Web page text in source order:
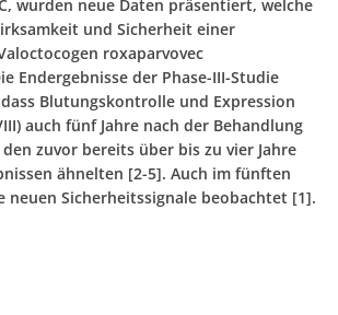
wurden neue Daten präsentiert, welche
und Sicherheit einer
roxaparvovec
Endergebnisse der Phase-III-Studie
dass Blutungskontrolle und Expression
auch fünf Jahre nach der Behandlung
zuvor bereits über bis zu vier Jahre
ähnelten [2-5]. Auch im fünften
neuen Sicherheitssignale beobachtet [1].